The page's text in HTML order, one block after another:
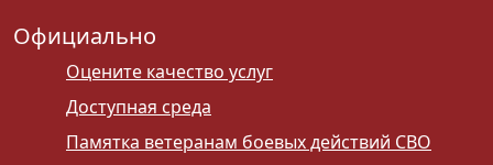
Официально
Оцените качество услуг
Доступная среда
Памятка ветеранам боевых действий СВО